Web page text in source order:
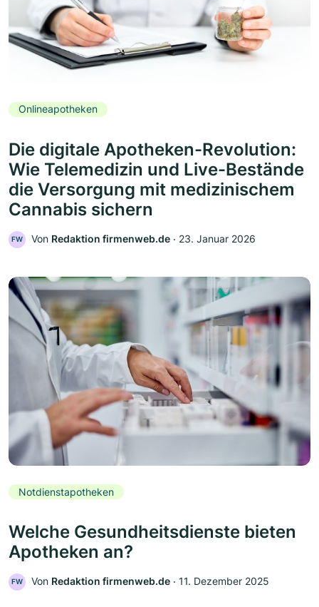
Onlineapotheken
Die digitale Apotheken-Revolution:
Wie Telemedizin und Live-Bestände
die Versorgung mit medizinischem
Cannabis sichern
FW Von Redaktion firmenweb.de ‧ 23. Januar 2026
Notdienstapotheken
Welche Gesundheitsdienste bieten
Apotheken an?
FW Von Redaktion firmenweb.de ‧ 11. Dezember 2025